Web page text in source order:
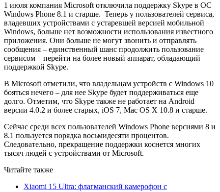
1 июля компания Microsoft отключила поддержку Skype в ОС
Windows Phone 8.1 и старше. Теперь у пользователей сервиса,
владевших устройствами с устаревшей версией мобильной
Windows, больше нет возможности использования известного
приложения. Они больше не могут звонить и отправлять
сообщения – единственный шанс продолжить пользование
сервисом – перейти на более новый аппарат, обладающий
поддержкой Skype.
В Microsoft отметили, что владельцам устройств с Windows 10
бояться нечего – для нее Skype будет поддерживаться еще
долго. Отметим, что Skype также не работает на Android
версии 4.0.2 и более старых, iOS 7, Mac OS X 10.8 и старше.
Сейчас среди всех пользователей Windows Phone версиями 8 и
8.1 пользуется порядка восьмидесяти процентов.
Следовательно, прекращение поддержки коснется многих
тысяч людей с устройствами от Microsoft.
Читайте также
Xiaomi 15 Ultra: флагманский камерофон с